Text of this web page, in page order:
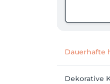
Dauerhafte
Dekorative